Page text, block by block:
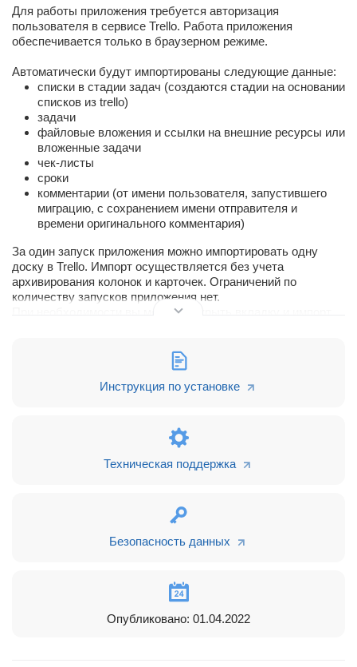
Для работы приложения требуется авторизация
пользователя в сервисе Trello. Работа приложения
обеспечивается только в браузерном режиме.
Автоматически будут импортированы следующие данные:
списки в стадии задач (создаются стадии на основании
списков из trello)
задачи
файловые вложения и ссылки на внешние ресурсы или
вложенные задачи
чек-листы
сроки
комментарии (от имени пользователя, запустившего
миграцию, с сохранением имени отправителя и
времени оригинального комментария)
За один запуск приложения можно импортировать одну
доску в Trello. Импорт осуществляется без учета
архивирования колонок и карточек. Ограничений по
количеству запусков приложения нет.
При необходимости вы можете закрыть вкладку и импорт
Ваши данные в Trello не изменятся, мы используем
только механизмы чтения данных.
После чтения данных информация транзитом проходит в
Инструкция по установке
Техническая поддержка
Безопасность данных
Опубликовано: 01.04.2022